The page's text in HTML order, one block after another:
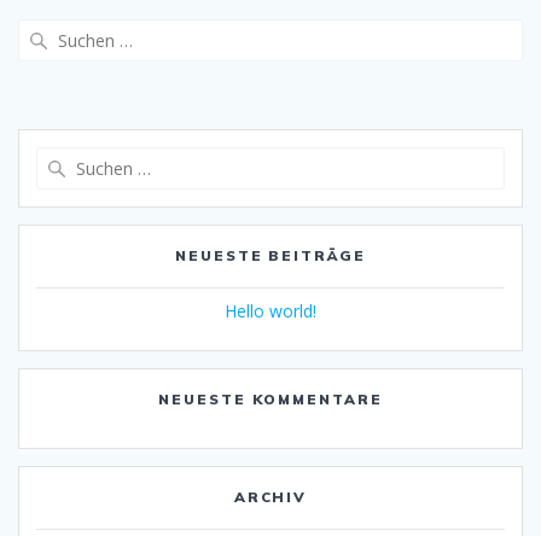
NEUESTE BEITRÄGE
Hello world!
NEUESTE KOMMENTARE
ARCHIV